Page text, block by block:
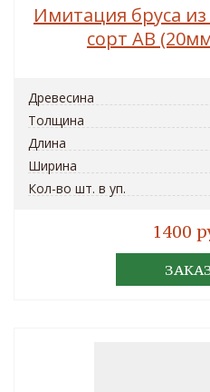
Имитация бруса
сорт AB
Древесина
Толщина
Длина
Ширина
Кол-во шт. в уп.
1400